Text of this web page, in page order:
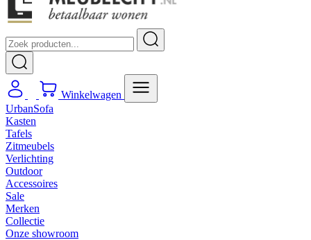
Winkelwagen
UrbanSofa
Kasten
Tafels
Zitmeubels
Verlichting
Outdoor
Accessoires
Sale
Merken
Collectie
Onze showroom